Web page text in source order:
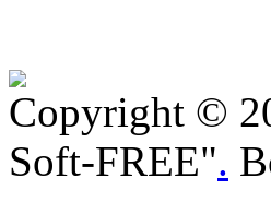
Copyright ©
Soft-FREE".